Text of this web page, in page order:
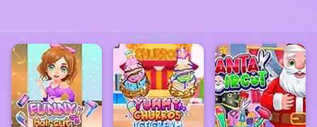
ADVERTISEMENT